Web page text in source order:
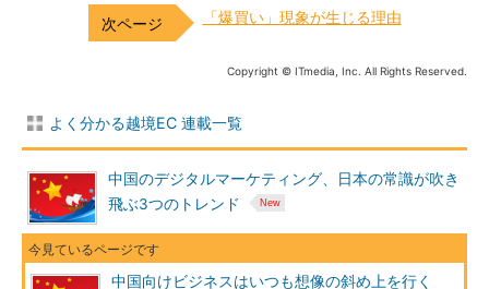
「爆買い」現象が生じる理由
Copyright © ITmedia, Inc. All Rights Reserved.
よく分かる越境EC 連載一覧
中国のデジタルマーケティング、日本の常識が吹き
飛ぶ3つのトレンド
中国向けビジネスはいつも想像の斜め上を行く